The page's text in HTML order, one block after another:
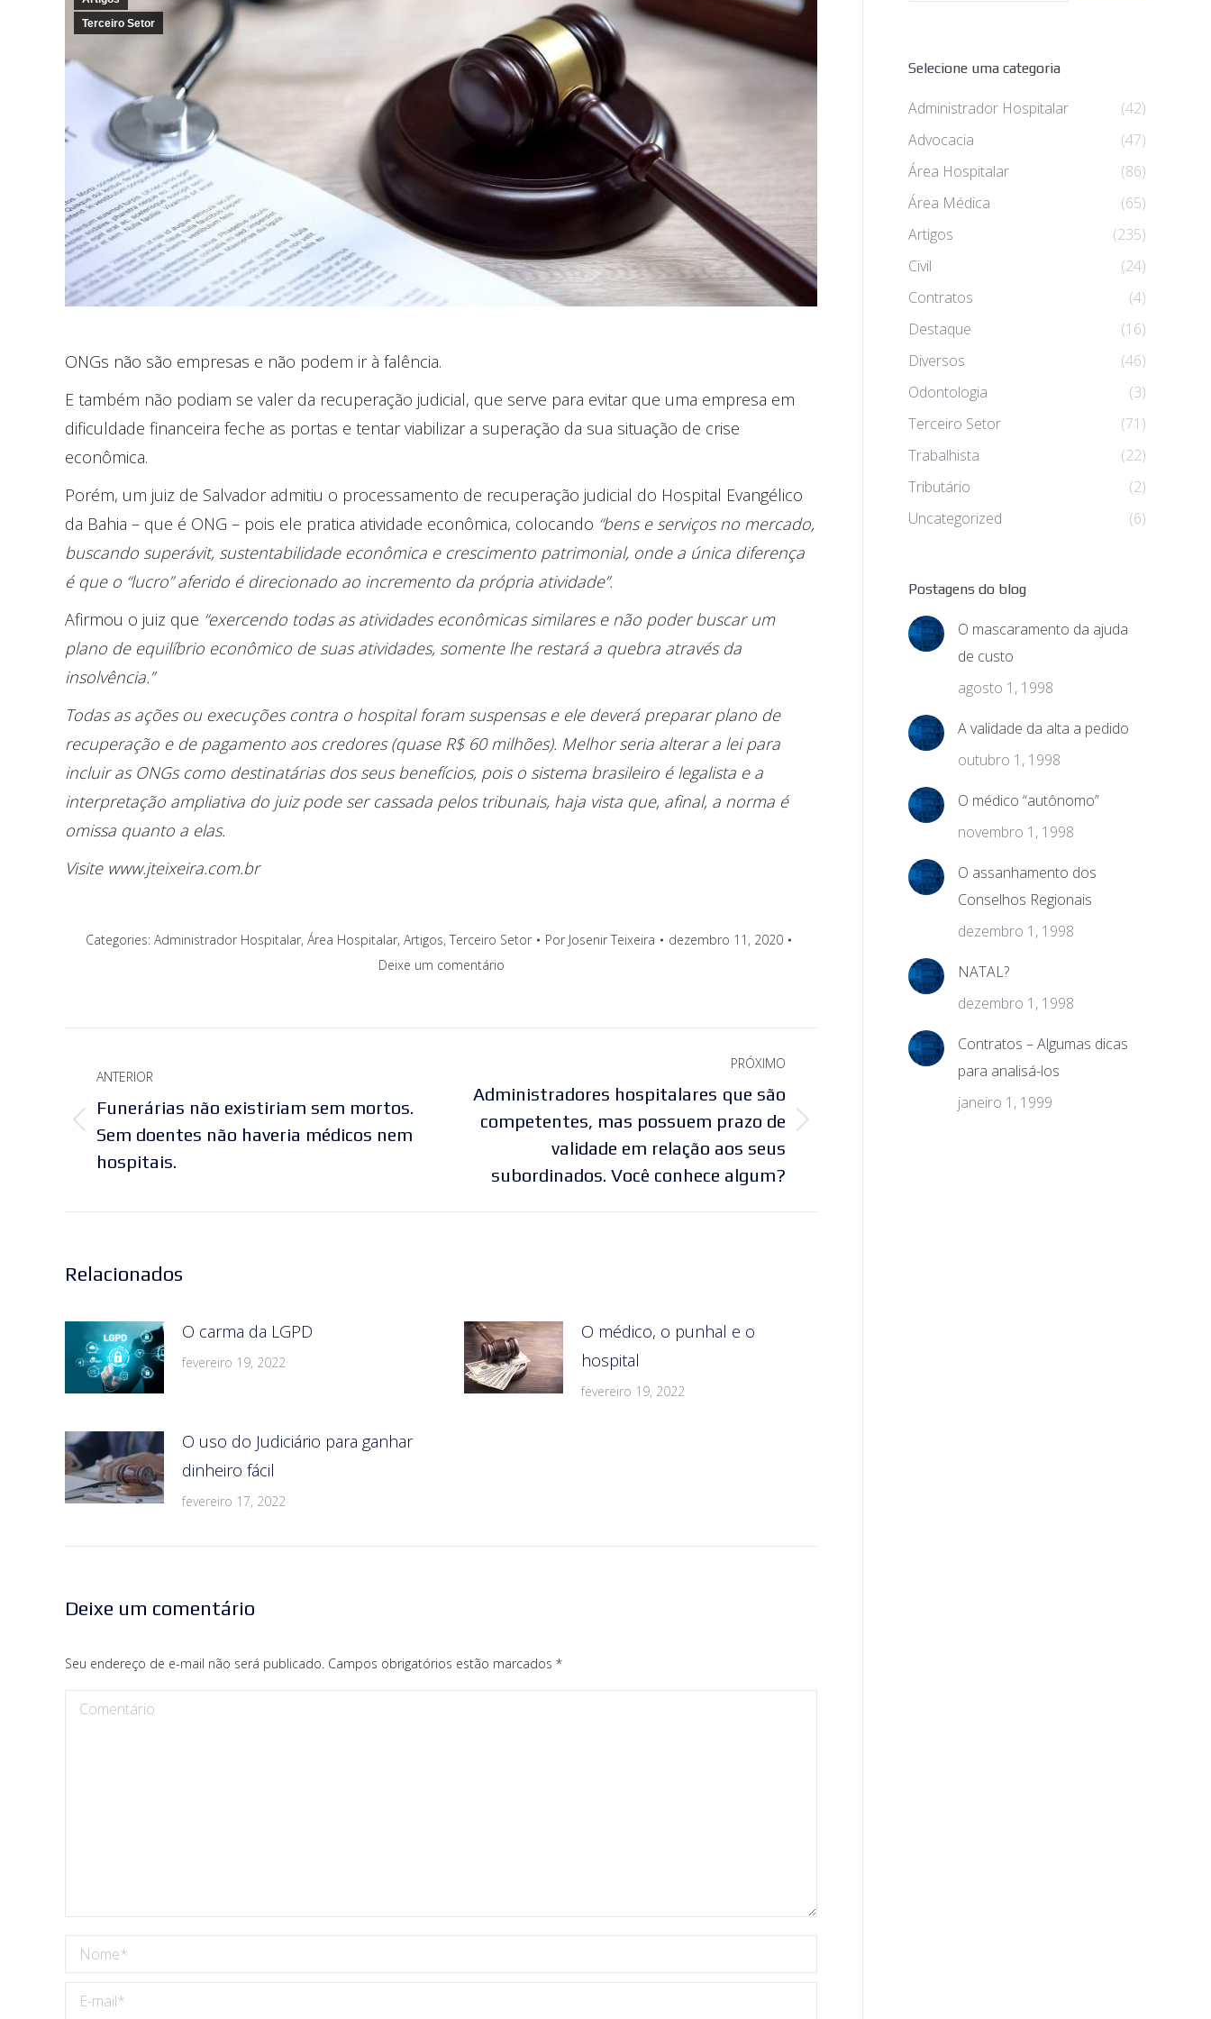
Terceiro Setor
ONGs não são empresas e não podem ir à falência.
E também não podiam se valer da recuperação judicial, que serve para evitar que uma empresa em
dificuldade financeira feche as portas e tentar viabilizar a superação da sua situação de crise
econômica.
Porém, um juiz de Salvador admitiu o processamento de recuperação judicial do Hospital Evangélico
da Bahia – que é ONG – pois ele pratica atividade econômica, colocando “bens e serviços no mercado,
buscando superávit, sustentabilidade econômica e crescimento patrimonial, onde a única diferença
é que o “lucro” aferido é direcionado ao incremento da própria atividade”.
Afirmou o juiz que “exercendo todas as atividades econômicas similares e não poder buscar um
plano de equilíbrio econômico de suas atividades, somente lhe restará a quebra através da
insolvência.”
Todas as ações ou execuções contra o hospital foram suspensas e ele deverá preparar plano de
recuperação e de pagamento aos credores (quase R$ 60 milhões). Melhor seria alterar a lei para
incluir as ONGs como destinatárias dos seus benefícios, pois o sistema brasileiro é legalista e a
interpretação ampliativa do juiz pode ser cassada pelos tribunais, haja vista que, afinal, a norma é
omissa quanto a elas.
Visite www.jteixeira.com.br
Categories: Administrador Hospitalar, Área Hospitalar, Artigos, Terceiro Setor Por Josenir Teixeira
dezembro 11, 2020
Deixe um comentário
post:
ANTERIOR
Post
anterior:
Funerárias não existiriam sem mortos.
Sem doentes não haveria médicos nem
hospitais.
PRÓXIMO
Próximo
Administradores hospitalares que são
competentes, mas possuem prazo de
validade em relação aos seus
subordinados. Você conhece algum?
Relacionados
O carma da LGPD
fevereiro 19, 2022
O médico, o punhal e o
hospital
fevereiro 19, 2022
O uso do Judiciário para ganhar
dinheiro fácil
fevereiro 17, 2022
Deixe um comentário
Seu endereço de e-mail não será publicado. Campos obrigatórios estão marcados *
Comentário
Nome *
E-mail *
Selecione uma categoria
Administrador Hospitalar
(42)
Advocacia
(47)
Área Hospitalar
(86)
Área Médica
(65)
Artigos
(235)
Civil
(24)
Contratos
(4)
Destaque
(16)
Diversos
(46)
Odontologia
(3)
Terceiro Setor
(71)
Trabalhista
(22)
Tributário
(2)
Uncategorized
(6)
Postagens do blog
O mascaramento da ajuda
de custo
agosto 1, 1998
A validade da alta a pedido
outubro 1, 1998
O médico “autônomo”
novembro 1, 1998
O assanhamento dos
Conselhos Regionais
dezembro 1, 1998
NATAL?
dezembro 1, 1998
Contratos – Algumas dicas
para analisá-los
janeiro 1, 1999